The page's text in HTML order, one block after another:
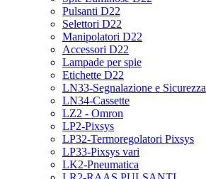
Pulsanti D22
Selettori D22
Manipolatori D22
Accessori D22
Lampade per spie
Etichette D22
LN33-Segnalazione e Sicurezza
LN34-Cassette
LZ2 - Omron
LP2-Pixsys
LP32-Termoregolatori Pixsys
LP33-Pixsys vari
LK2-Pneumatica